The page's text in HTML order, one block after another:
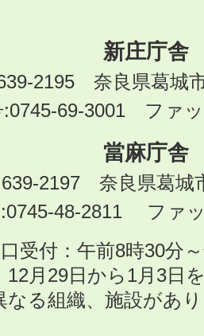
新庄庁舎
2195 奈良県葛城
:0745-69-3001 ファ
當麻庁舎
2197 奈良県葛城
48-2811 ファ
受付：午前8時30分
12月29日から1月3日
る組織、施設があ